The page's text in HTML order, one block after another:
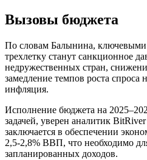
Вызовы бюджета
По словам Балынина,
трехлетку станут санкционное
недружественных стран,
замедление темпов роста спроса
инфляция.
Исполнение бюджета на
задачей, уверен аналитик
заключается в обеспечении
2,5-2,8% ВВП, что необходимо
запланированных доходов.